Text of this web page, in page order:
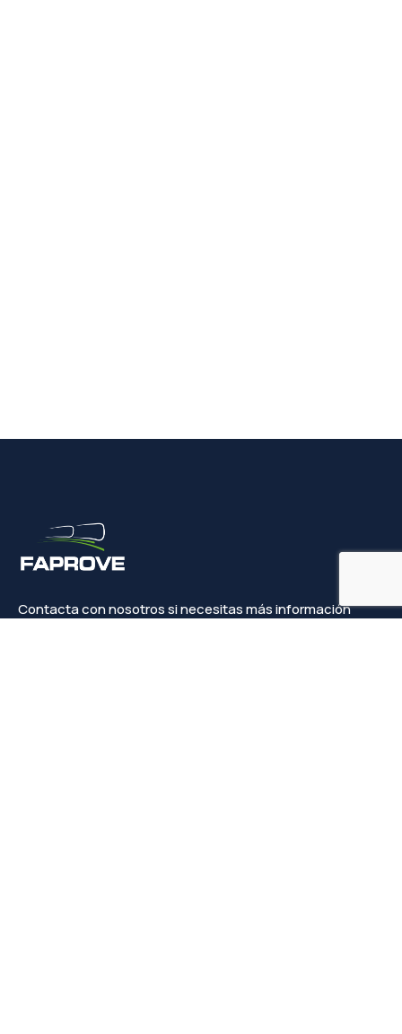
Contacta con nosotros si necesitas más información